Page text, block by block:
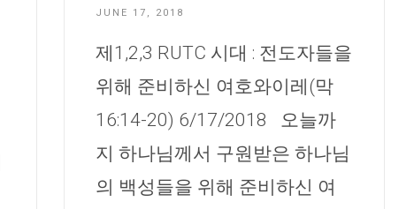
JUNE 17, 2018
제1,2,3 RUTC 시대 : 전도자들을
위해 준비하신 여호와이레(막
16:14-20) 6/17/2018 오늘까
지 하나님께서 구원받은 하나님
의 백성들을 위해 준비하신 여